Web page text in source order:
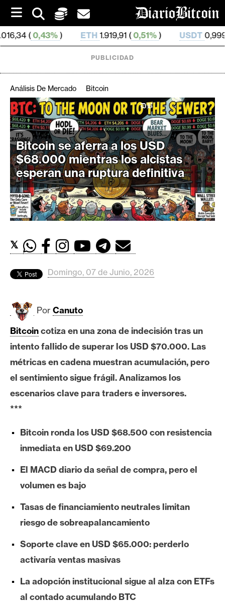
i
p
t
o
ETH1.919,91 ( 0,51%) USDT0,999 254 ( 0,0% )
C
r
i
p
t
o
M
e
r
d
s
B
t
c
o
i
t
h
r
e
m
I
A
A
PUBLICIDAD
Análisis De Mercado Bitcoin
Bitcoin se aferra a los USD
$68.000 mientras los alcistas
esperan una ruptura definitiva
𝕏
Domingo, 07 de Junio, 2026
Por Canuto
Bitcoincotiza en una zona de indecisión tras un
intento fallido de superar los USD $70.000. Las
métricas en cadena muestran acumulación, pero
el sentimiento sigue frágil. Analizamos los
escenarios clave para traders e inversores.
***
Bitcoin ronda los USD $68.500 con resistencia
inmediata en USD $69.200
El MACD diario da señal de compra, pero el
volumen es bajo
Tasas de financiamiento neutrales limitan
riesgo de sobreapalancamiento
Soporte clave en USD $65.000: perderlo
activaría ventas masivas
La adopción institucional sigue al alza con ETFs
al contado acumulando BTC